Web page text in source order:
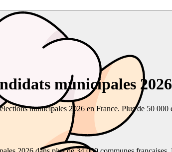
municipales
municipales 2026 en France. Plus de 50